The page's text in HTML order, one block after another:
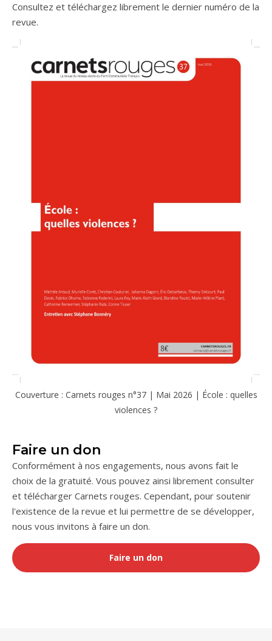
Consultez et téléchargez librement le dernier numéro de la
revue.
Couverture : Carnets rouges n°37 | Mai 2026 | École : quelles
violences ?
Faire un don
Conformément à nos engagements, nous avons fait le
choix de la gratuité. Vous pouvez ainsi librement consulter
et télécharger Carnets rouges. Cependant, pour soutenir
l'existence de la revue et lui permettre de se développer,
nous vous invitons à faire un don.
Faire un don